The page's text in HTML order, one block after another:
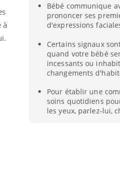
Bébé communique
prononcer ses
d'expressions
Certains signaux
quand votre bébé
incessants ou
changements
Pour établir une
soins quotidiens
les yeux, parlez-lui,
à